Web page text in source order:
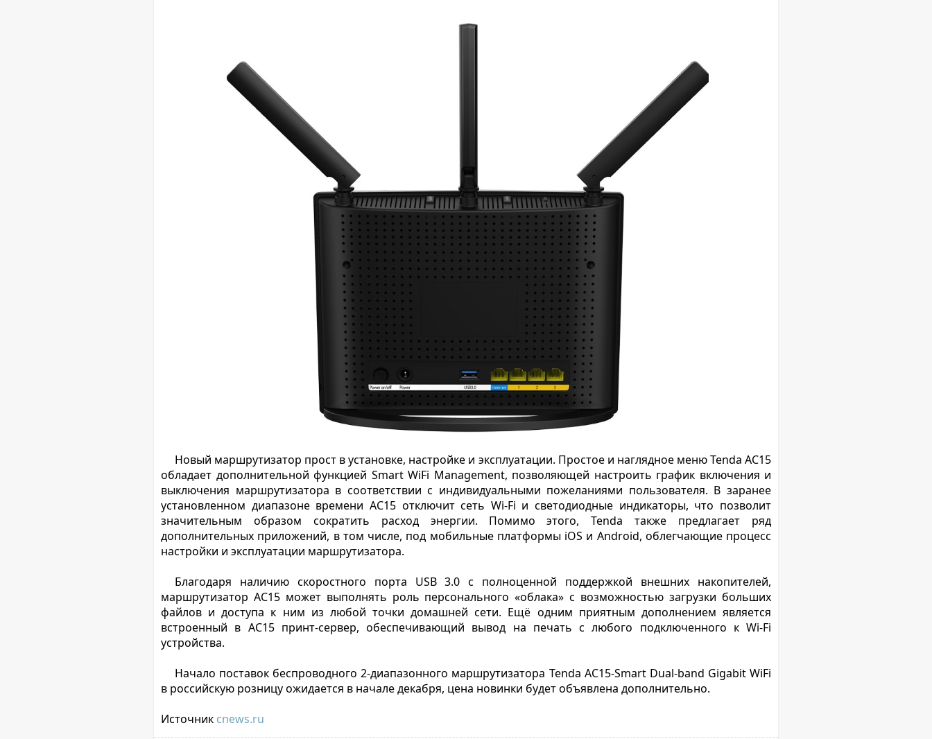
Новый маршрутизатор прост в установке, настройке и эксплуатации. Простое и наглядное меню Tenda AC15
обладает дополнительной функцией Smart WiFi Management, позволяющей настроить график включения и
выключения маршрутизатора в соответствии с индивидуальными пожеланиями пользователя. В заранее
установленном диапазоне времени AC15 отключит сеть Wi-Fi и светодиодные индикаторы, что позволит
значительным образом сократить расход энергии. Помимо этого, Tenda также предлагает ряд
дополнительных приложений, в том числе, под мобильные платформы iOS и Android, облегчающие процесс
настройки и эксплуатации маршрутизатора.
Благодаря наличию скоростного порта USB 3.0 с полноценной поддержкой внешних накопителей,
маршрутизатор AC15 может выполнять роль персонального «облака» с возможностью загрузки больших
файлов и доступа к ним из любой точки домашней сети. Ещё одним приятным дополнением является
встроенный в AC15 принт-сервер, обеспечивающий вывод на печать с любого подключенного к Wi-Fi
устройства.
Начало поставок беспроводного 2-диапазонного маршрутизатора Tenda AC15-Smart Dual-band Gigabit WiFi
в российскую розницу ожидается в начале декабря, цена новинки будет объявлена дополнительно.
Источник cnews.ru